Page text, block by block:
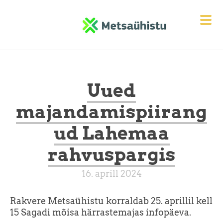
Uued
majandamispiirang
ud Lahemaa
rahvuspargis
16. aprill 2024
Rakvere Metsaühistu korraldab 25. aprillil kell
15 Sagadi mõisa härrastemajas infopäeva.